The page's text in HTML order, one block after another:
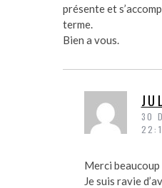
présente et
terme.
Bien a vous.
30
Merci
Je suis ravie